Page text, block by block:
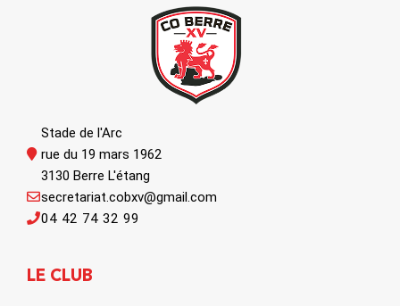
Stade de l'Arc
rue du 19 mars 1962
3130 Berre L'étang
04 42 74 32 99
secretariat.cobxv@gmail.com
LE CLUB